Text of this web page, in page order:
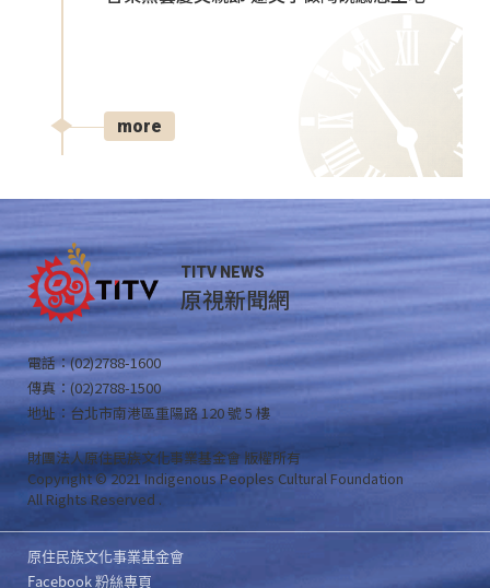
more
TITV NEWS
原視新聞網
電話：(02)2788-1600
傳真：(02)2788-1500
地址：台北市南港區重陽路 120 號 5 樓
財團法人原住民族文化事業基金會 版權所有
Copyright © 2021 Indigenous Peoples Cultural Foundation
All Rights Reserved .
原住民族文化事業基金會
Facebook 粉絲專頁